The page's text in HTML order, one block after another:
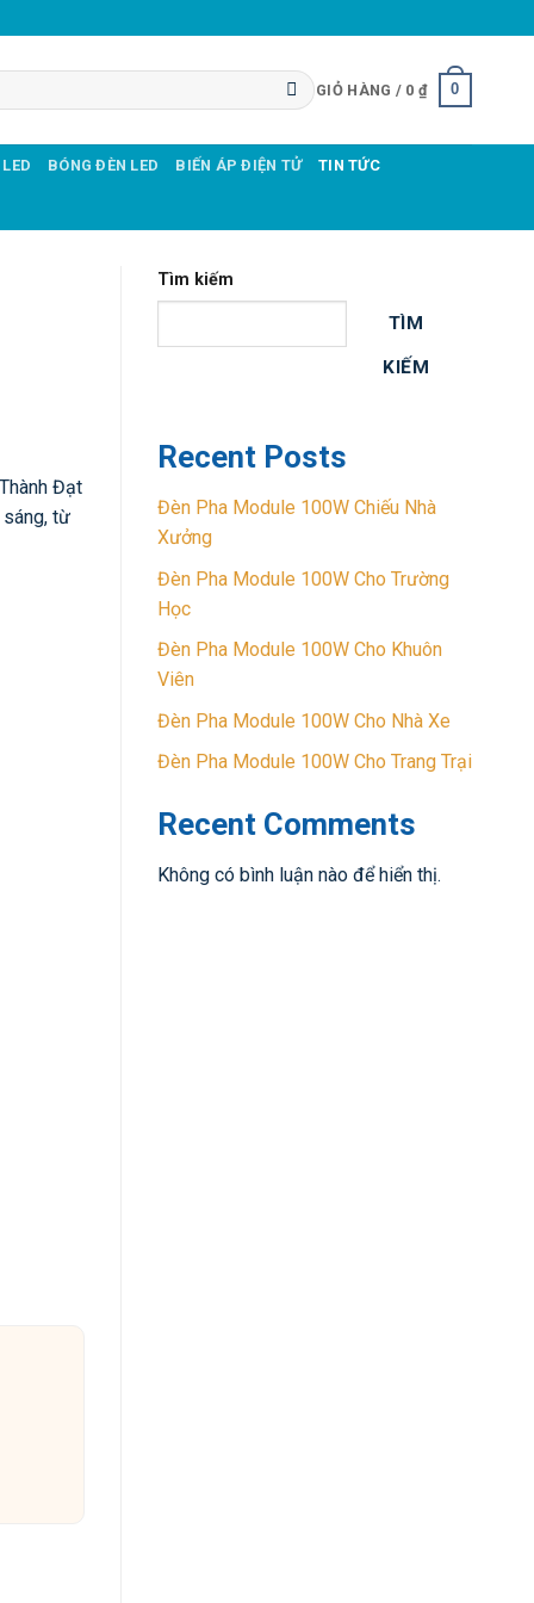
GIỎ HÀNG / 0 ₫ 0
BÓNG ĐÈN LED BIẾN ÁP ĐIỆN TỬ TIN TỨC
Đạt
từ
Tìm kiếm
TÌM
KIẾM
Recent Posts
Đèn Pha Module 100W Chiếu Nhà
Xưởng
Đèn Pha Module 100W Cho Trường
Học
Đèn Pha Module 100W Cho Khuôn
Viên
Đèn Pha Module 100W Cho Nhà Xe
Đèn Pha Module 100W Cho Trang Trại
Recent Comments
Không có bình luận nào để hiển thị.